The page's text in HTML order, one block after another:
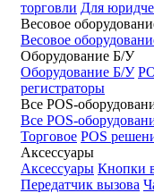
торговли Для
Весовое
Весовое
Оборудование Б/У
Оборудование Б/У
регистраторы
Все POS-
Все POS-
Торговое POS
Аксессуары
Аксессуары Кнопки
Передатчик вызова